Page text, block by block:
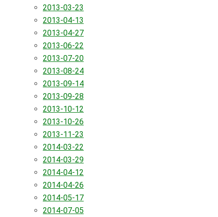
2013-03-23
2013-04-13
2013-04-27
2013-06-22
2013-07-20
2013-08-24
2013-09-14
2013-09-28
2013-10-12
2013-10-26
2013-11-23
2014-03-22
2014-03-29
2014-04-12
2014-04-26
2014-05-17
2014-07-05